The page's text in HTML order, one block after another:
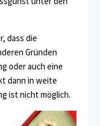
dass die
Gründen
oder auch eine
dann in weite
ist nicht möglich.